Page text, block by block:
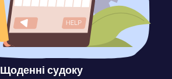
Щоденні судоку